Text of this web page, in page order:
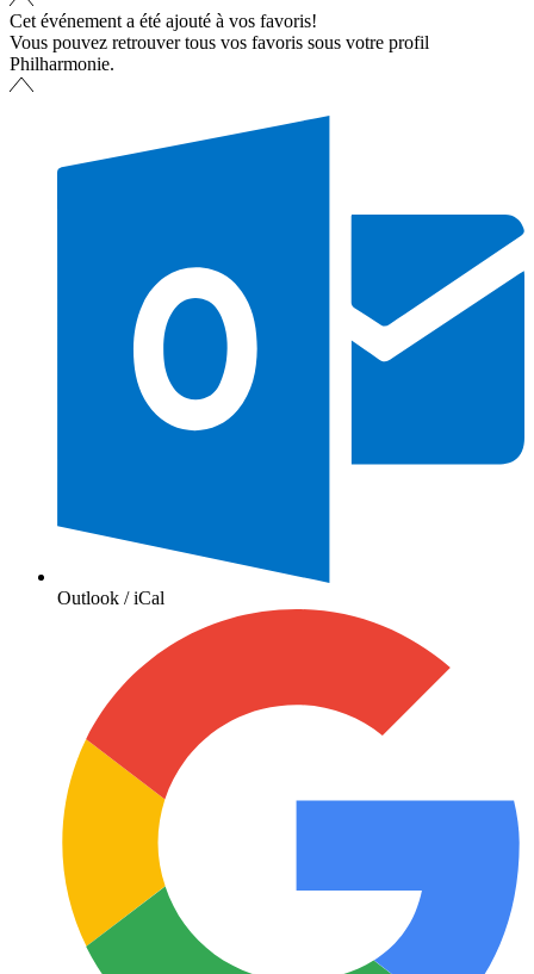
Cet événement a été ajouté à vos favoris!
Vous pouvez retrouver tous vos favoris sous votre profil
Philharmonie.
Outlook / iCal